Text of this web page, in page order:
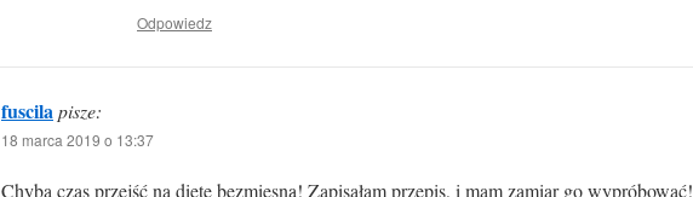
Odpowiedz
fuscilapisze:
18 marca 2019 o 13:37
Chyba czas przejść na dietę bezmięsną! Zapisałam przepis, i mam zamiar go wypróbować!